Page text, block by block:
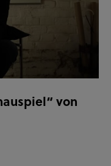
von